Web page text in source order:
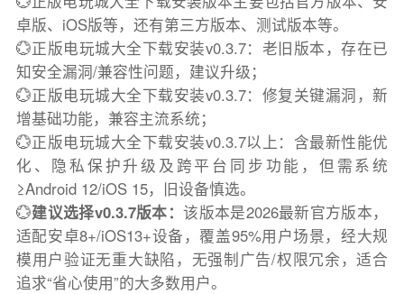
卓版、iOS版等，还有第三方版本、测试版本等。
💮正版电玩城大全下载安装v0.3.7：老旧版本，存在已
知安全漏洞/兼容性问题，建议升级；
💮正版电玩城大全下载安装v0.3.7：修复关键漏洞，新
增基础功能，兼容主流系统；
💮正版电玩城大全下载安装v0.3.7以上：含最新性能优
化、隐私保护升级及跨平台同步功能，但需系统
≥Android 12/iOS 15，旧设备慎选。
💮建议选择v0.3.7版本：该版本是2026最新官方版本，
适配安卓8+/iOS13+设备，覆盖95%用户场景，经大规
模用户验证无重大缺陷，无强制广告/权限冗余，适合
追求“省心使用”的大多数用户。